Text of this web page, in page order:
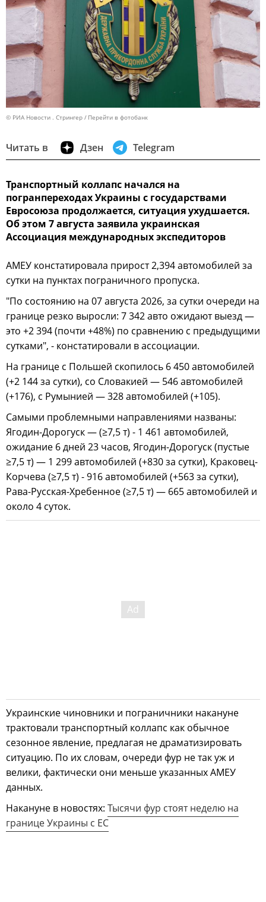
© РИА Новости . Стрингер Перейти в фотобанк
Читать в Дзен Telegram
Транспортный коллапс начался на
погранпереходах Украины с государствами
Евросоюза продолжается, ситуация ухудшается.
Об этом 7 августа заявила украинская
Ассоциация международных экспедиторов
АМЕУ констатировала прирост 2,394 автомобилей за
сутки на пунктах пограничного пропуска.
"По состоянию на 07 августа 2026, за сутки очереди на
границе резко выросли: 7 342 авто ожидают выезд —
это +2 394 (почти +48%) по сравнению с предыдущими
сутками", - констатировали в ассоциации.
На границе с Польшей скопилось 6 450 автомобилей
(+2 144 за сутки), со Словакией — 546 автомобилей
(+176), с Румынией — 328 автомобилей (+105).
Самыми проблемными направлениями названы:
Ягодин-Дорогуск — (≥7,5 т) - 1 461 автомобилей,
ожидание 6 дней 23 часов, Ягодин-Дорогуск (пустые
≥7,5 т) — 1 299 автомобилей (+830 за сутки), Краковец-
Корчева (≥7,5 т) - 916 автомобилей (+563 за сутки),
Рава-Русская-Хребенное (≥7,5 т) — 665 автомобилей и
около 4 суток.
Украинские чиновники и пограничники накануне
трактовали транспортный коллапс как обычное
сезонное явление, предлагая не драматизировать
ситуацию. По их словам, очереди фур не так уж и
велики, фактически они меньше указанных АМЕУ
данных.
Накануне в новостях: Тысячи фур стоят неделю на
границе Украины с ЕС